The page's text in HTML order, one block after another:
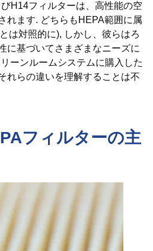
H14フィルターは、高性能の空
れます. どちらもHEPA範囲に属
は対照的に), しかし、彼らはろ
に基づいてさまざまなニーズに
ーンルームシステムに購入した
れらの違いを理解することは不
フィルターの主